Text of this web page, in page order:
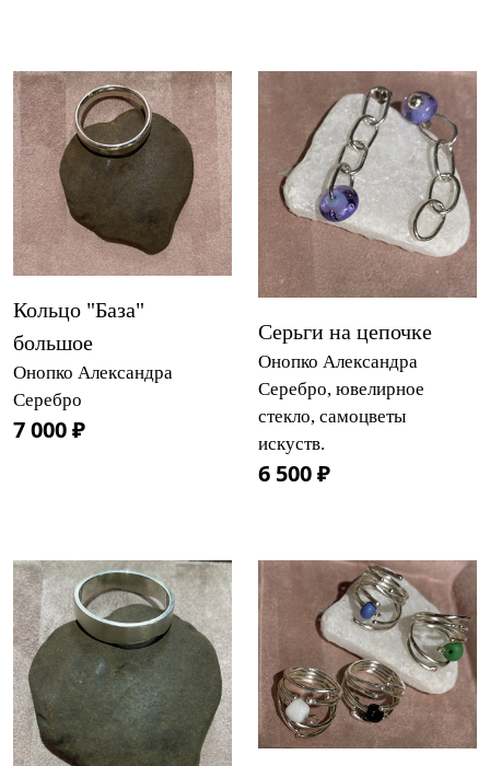
Кольцо "База"
большое
Онопко Александра
Серебро
7 000 ₽
Серьги на цепочке
Онопко Александра
Серебро, ювелирное
стекло, самоцветы
искуств.
6 500 ₽